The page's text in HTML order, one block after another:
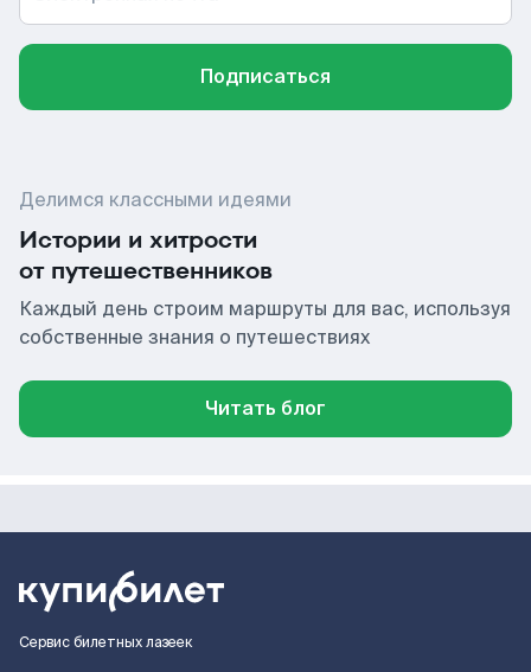
Подписаться
Делимся классными идеями
Истории и хитрости
от путешественников
Каждый день строим маршруты для вас, используя
собственные знания о путешествиях
Читать блог
Сервис билетных лазеек